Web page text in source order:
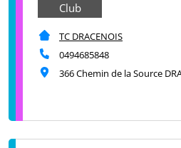
Club
TC DRACENOIS
0494685848
366 Chemin de la Source